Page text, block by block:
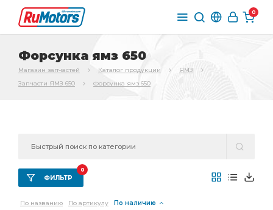
0
Форсунка ямз 650
Магазин запчастей Каталог продукции
ЯМЗ
Запчасти ЯМЗ 650
Форсунка ямз 650
ФИЛЬТР
0
По названию По артикулу По наличию